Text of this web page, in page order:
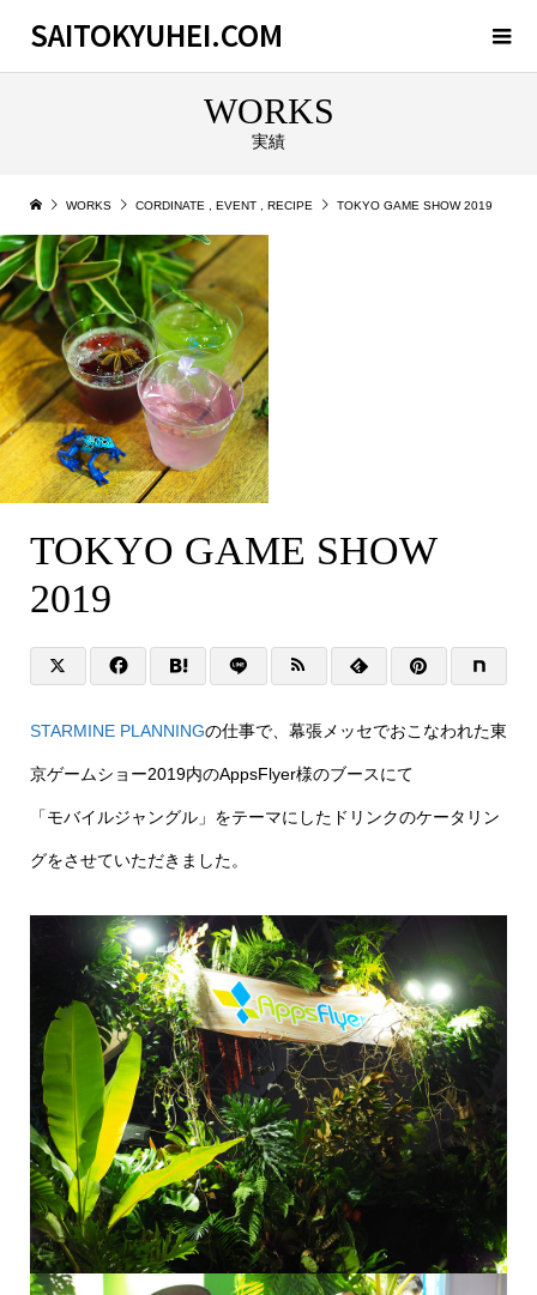
SAITOKYUHEI.COM
WORKS
実績
WORKS CORDINATE EVENT RECIPE TOKYO GAME SHOW 2019
TOKYO GAME SHOW
2019
STARMINE PLANNINGの仕事で、幕張メッセでおこなわれた東
京ゲームショー2019内のAppsFlyer様のブースにて
「モバイルジャングル」をテーマにしたドリンクのケータリン
グをさせていただきました。